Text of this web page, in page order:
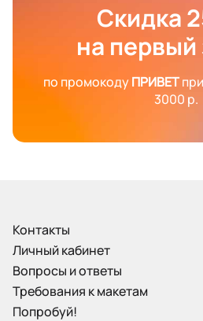
Скидка
на первый
по промокодуПРИВЕТ
3000 р.
Контакты
Личный кабинет
Вопросы и ответы
Требования к макетам
Попробуй!